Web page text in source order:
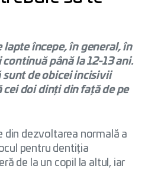
începe, în general, în
până la 12-13 ani.
sunt de obicei incisivii
doi dinți din față de pe
din dezvoltarea normală a
pentru dentiția
de la un copil la altul, iar